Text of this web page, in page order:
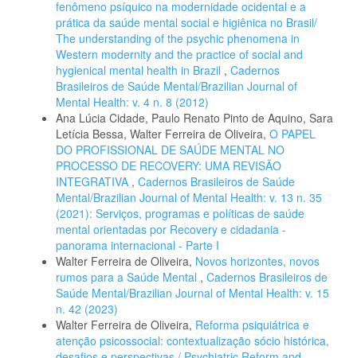
fenômeno psíquico na modernidade ocidental e a
prática da saúde mental social e higiênica no Brasil/
The understanding of the psychic phenomena in
Western modernity and the practice of social and
hygienical mental health in Brazil , Cadernos
Brasileiros de Saúde Mental/Brazilian Journal of
Mental Health: v. 4 n. 8 (2012)
Ana Lúcia Cidade, Paulo Renato Pinto de Aquino, Sara
Letícia Bessa, Walter Ferreira de Oliveira, O PAPEL
DO PROFISSIONAL DE SAÚDE MENTAL NO
PROCESSO DE RECOVERY: UMA REVISÃO
INTEGRATIVA , Cadernos Brasileiros de Saúde
Mental/Brazilian Journal of Mental Health: v. 13 n. 35
(2021): Serviços, programas e políticas de saúde
mental orientadas por Recovery e cidadania -
panorama internacional - Parte I
Walter Ferreira de Oliveira, Novos horizontes, novos
rumos para a Saúde Mental , Cadernos Brasileiros de
Saúde Mental/Brazilian Journal of Mental Health: v. 15
n. 42 (2023)
Walter Ferreira de Oliveira, Reforma psiquiátrica e
atenção psicossocial: contextualização sócio histórica,